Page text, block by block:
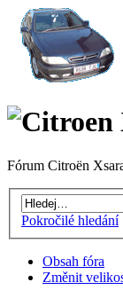
Fórum Citroën
Pokročilé hledání
Obsah fóra
Změnit